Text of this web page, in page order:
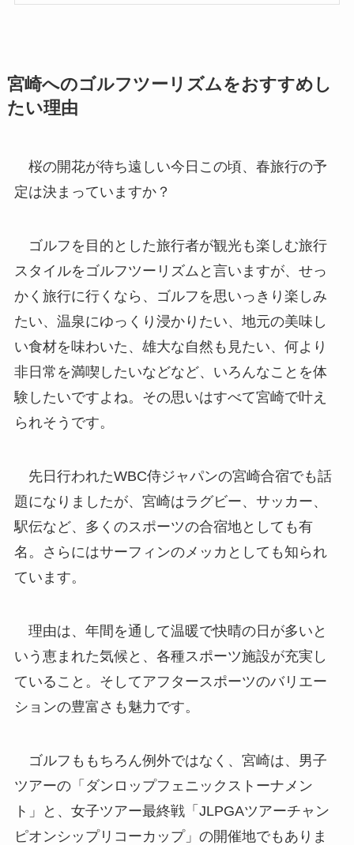
宮崎へのゴルフツーリズムをおすすめし
たい理由
桜の開花が待ち遠しい今日この頃、春旅行の予
定は決まっていますか？
ゴルフを目的とした旅行者が観光も楽しむ旅行
スタイルをゴルフツーリズムと言いますが、せっ
かく旅行に行くなら、ゴルフを思いっきり楽しみ
たい、温泉にゆっくり浸かりたい、地元の美味し
い食材を味わいた、雄大な自然も見たい、何より
非日常を満喫したいなどなど、いろんなことを体
験したいですよね。その思いはすべて宮崎で叶え
られそうです。
先日行われたWBC侍ジャパンの宮崎合宿でも話
題になりましたが、宮崎はラグビー、サッカー、
駅伝など、多くのスポーツの合宿地としても有
名。さらにはサーフィンのメッカとしても知られ
ています。
理由は、年間を通して温暖で快晴の日が多いと
いう恵まれた気候と、各種スポーツ施設が充実し
ていること。そしてアフタースポーツのバリエー
ションの豊富さも魅力です。
ゴルフももちろん例外ではなく、宮崎は、男子
ツアーの「ダンロップフェニックストーナメン
ト」と、女子ツアー最終戦「JLPGAツアーチャン
ピオンシップリコーカップ」の開催地でもありま